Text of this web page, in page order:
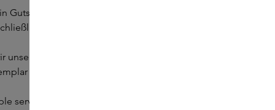
Gutschein enthält. Gutscheine sind ab einem
für Parfums aus der Skins-Kollektion.
Bestes tun, um alle Proben eines Sets vorrätig zu
einer anderen Probe aus demselben Set hinzu.
service“-Gutschein eingelöst werden, und pro Online-